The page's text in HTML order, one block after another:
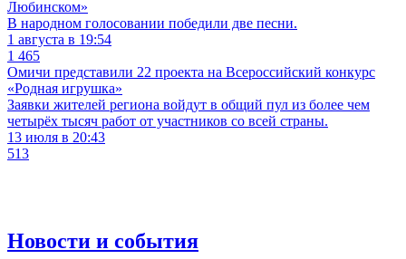
Любинском»
В народном голосовании победили две песни.
1 августа в 19:54
1 465
Омичи представили 22 проекта на Всероссийский конкурс
«Родная игрушка»
Заявки жителей региона войдут в общий пул из более чем
четырёх тысяч работ от участников со всей страны.
13 июля в 20:43
513
Новости и события